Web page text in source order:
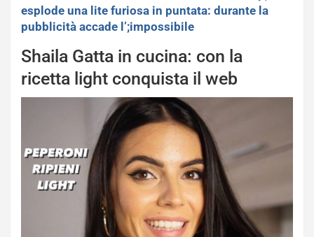
esplode una lite furiosa in puntata: durante la
pubblicità accade l’;impossibile
Shaila Gatta in cucina: con la
ricetta light conquista il web